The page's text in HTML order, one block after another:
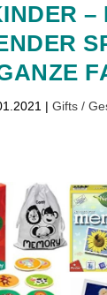
–
| Gifts /